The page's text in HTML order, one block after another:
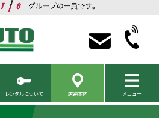
レンタルについて 店舗案内 メニュー